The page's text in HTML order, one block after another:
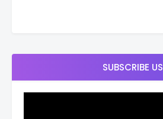
SUBSCRIBE US